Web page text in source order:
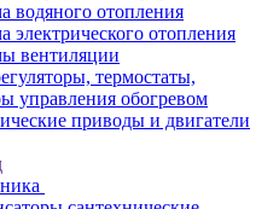
водяного отопления
электрического отопления
вентиляции
термостаты,
управления обогревом
приводы и двигатели